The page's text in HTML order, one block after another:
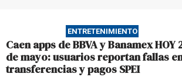
ENTRETENIMIENTO
Caen apps de BBVA y Banamex HOY
de mayo: usuarios reportan fallas
transferencias y pagos SPEI